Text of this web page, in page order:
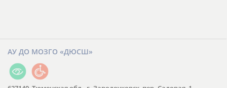
АУ ДО МОЗГО «ДЮСШ»